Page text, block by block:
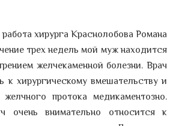
хирурга Краснолобова Романа
трех недель мой муж находится
желчекаменной болезни. Врач
к хирургическому вмешательству и
протока медикаментозно.
очень внимательно относится к